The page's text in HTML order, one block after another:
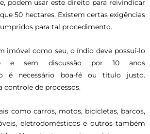
podem usar este direito para reivindicar
50 hectares. Existem certas exigências
para tal procedimento.
imóvel como seu, o índio deve possuí-lo
e sem discussão por 10 anos
é necessário boa-fé ou título justo.
controle de processos.
como carros, motos, bicicletas, barcos,
eletrodomésticos e outros também